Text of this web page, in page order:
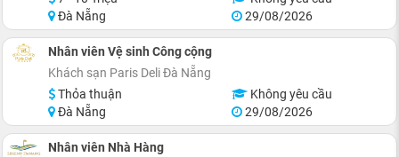
Đà Nẵng
29/08/2026
Nhân viên Vệ sinh Công cộng
Khách sạn Paris Deli Đà Nẵng
Thỏa thuận
Không yêu cầu
Đà Nẵng
29/08/2026
Nhân viên Nhà Hàng